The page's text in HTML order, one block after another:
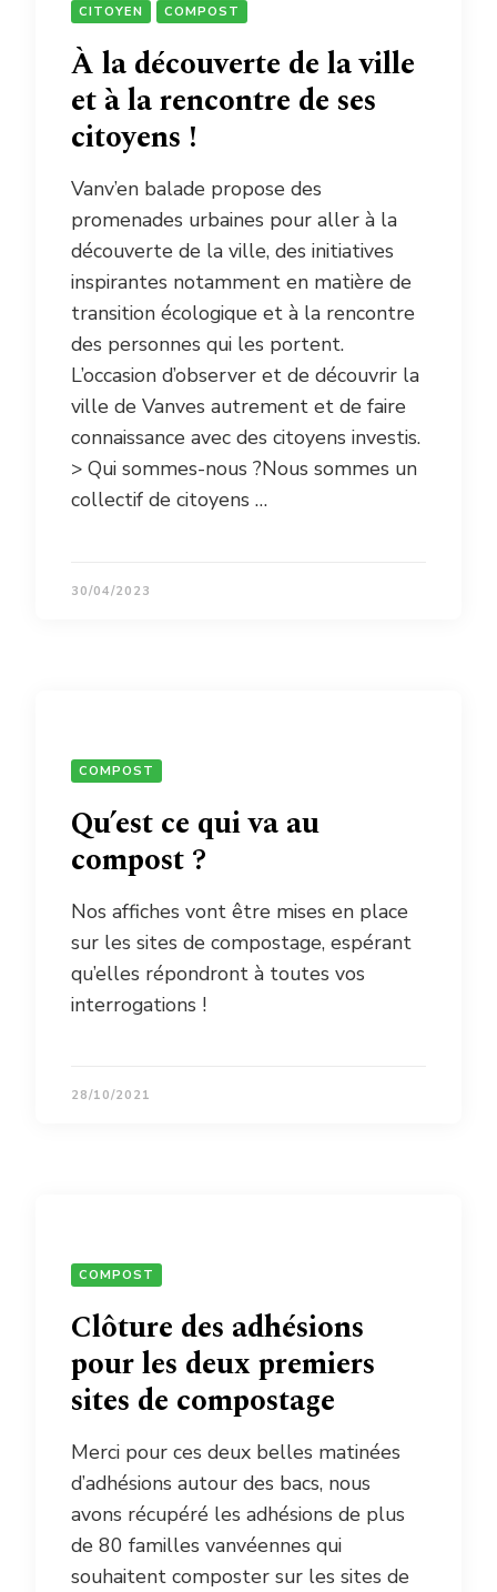
CITOYEN COMPOST
À la découverte de la ville
et à la rencontre de ses
citoyens !
Vanv’en balade propose des
promenades urbaines pour aller à la
découverte de la ville, des initiatives
inspirantes notamment en matière de
transition écologique et à la rencontre
des personnes qui les portent.
L’occasion d’observer et de découvrir la
ville de Vanves autrement et de faire
connaissance avec des citoyens investis.
> Qui sommes-nous ?Nous sommes un
collectif de citoyens …
30/04/2023
COMPOST
Qu’est ce qui va au
compost ?
Nos affiches vont être mises en place
sur les sites de compostage, espérant
qu’elles répondront à toutes vos
interrogations !
28/10/2021
COMPOST
Clôture des adhésions
pour les deux premiers
sites de compostage
Merci pour ces deux belles matinées
d’adhésions autour des bacs, nous
avons récupéré les adhésions de plus
de 80 familles vanvéennes qui
souhaitent composter sur les sites de